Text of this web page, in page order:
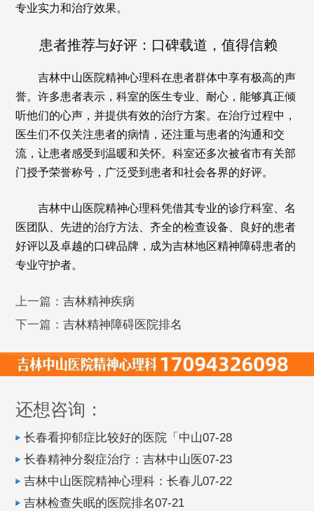
专业实力和治疗效果。
患者推荐与好评：口碑载道，值得信赖
吉林中山医院精神心理科在患者群体中享有极高的声
誉。许多患者表示，科室的医生专业、耐心，能够真正倾
听他们的心声，并提供有效的治疗方案。在治疗过程中，
医生们不仅关注患者的病情，还注重与患者的沟通和交
流，让患者感受到温暖和关怀。科室还多次被省市有关部
门授予荣誉称号，广泛受到患者和社会各界的好评。
吉林中山医院精神心理科凭借其专业的诊疗科室、名
医团队、先进的治疗方法、齐全的检查设备、良好的患者
好评以及卓越的口碑品牌，成为吉林地区精神障碍患者的
专业守护者。
上一篇：吉林精神疾病
下一篇：吉林精神障碍医院排名
还想咨询：
长春看抑郁症比较好的医院「中山07-28
长春精神分裂症治疗：吉林中山医07-23
吉林中山医院精神心理科：长春儿07-22
吉林检查失眠的医院排名07-21